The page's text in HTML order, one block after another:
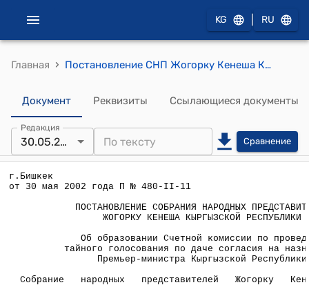
KG RU
Главная › Постановление СНП Жогорку Кенеша КР от 30 мая 2002 года №480-II-11" Об образовании Счетной комиссии по проведению тайного голосования по даче согласия на назначение Премьер-министра Кыргызской Республики"
Документ Реквизиты Ссылающиеся документы
Редакция
30.05.2002 Сравнение